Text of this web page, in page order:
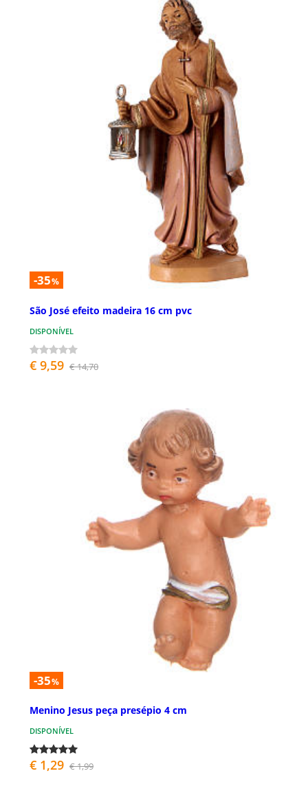
-35%
São José efeito madeira 16 cm pvc
DISPONÍVEL
€ 9,59 € 14,70
-35%
Menino Jesus peça presépio 4 cm
DISPONÍVEL
€ 1,29 € 1,99